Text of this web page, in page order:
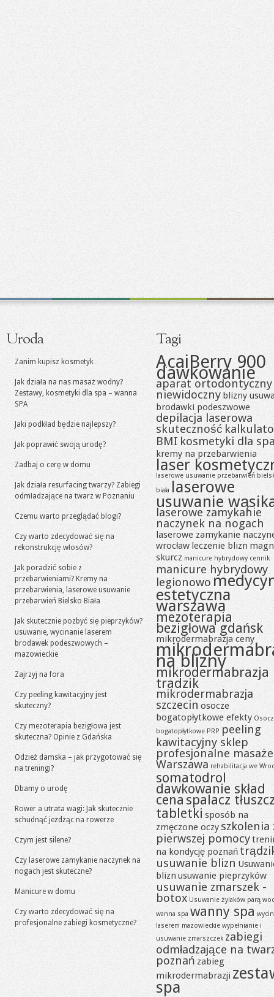
Uroda
Zanim kupisz kosmetyk
Jak działa na nas masaż wodny?
Zestawy, kosmetyki dla spa – wanna
SPA
Jaki podkład będzie najlepszy?
Jak poprawić swoją urodę?
Zadbaj o cerę w domu
Jak działa resurfacing twarzy? Zabiegi
odmładzające na twarz w Poznaniu
Czemu warto przeglądać blogi?
Czy warto zdecydować się na
rekonstrukcję włosów?
Jak poradzić sobie z
przebarwieniami? Kremy na
przebarwienia, laserowe usuwanie
przebarwień Bielsko Biała
Jak skutecznie pozbyć się pieprzyków?
usuwanie, wycinanie laserem
brodawek podeszwowych –
mazowieckie
Zajrzyj na fora
Czy peeling kawitacyjny jest
skuteczny?
Czy mezoterapia bezigłowa jest
skuteczna? Opinie z Gdańska
Odzież damska – jak przygotować się
na treningi?
Dbamy o urodę
Rower a utrata wagi: Jak skutecznie
schudnąć jeżdżąc na rowerze
Czym jest silene?
Czy laserowe zamykanie naczynek na
nogach jest skuteczne?
Manicure w domu
Czy warto zdecydować się na
profesjonalne zabiegi kosmetyczne?
Tagi
AcaiBerry 900
dawkowanie
aparat ortodontyczny
niewidoczny blizny
brodawki podeszwowe
depilacja laserowa
skuteczność
BMI kosmetyki dla
kremy na przebarwienia
laser
laserowe usuwanie przebarwień
biała laserowe
usuwanie
laserowe zamykanie
naczynek na nogach
laserowe zamykanie
wrocław leczenie blizn
skurcz manicure hybrydowy cennik
manicure hybrydowy
legionowo
estetyczna
warszawa
mezoterapia
bezigłowa gdańsk
mikrodermabrazja ceny
na blizny
mikrodermabrazja
tradzik
mikrodermabrazja
szczecin osocze
bogatopłytkowe efekty
bogatopłytkowe PRP peeling
kawitacyjny sklep
profesjonalne masaże
Warszawa rehabilitacja we
somatodrol
dawkowanie skład
cena spalacz
tabletki sposób na
zmęczone oczy szkolenia
pierwszej pomocy
na kondycję poznań
usuwanie blizn
blizn usuwanie pieprzyków
usuwanie zmarszek -
botox Usuwanie żylaków parą
wanna spa wanny spa
laserem mazowieckie wypełnianie i
usuwanie zmarszczek zabiegi
odmładzające na
poznań zabieg
mikrodermabrazji
spa